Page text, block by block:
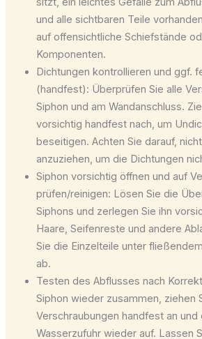
und alle sichtbaren Teile
auf offensichtliche Schiefstände
Komponenten.
Dichtungen kontrollieren und ggf.
(handfest): Überprüfen Sie alle
Siphon und am Wandanschluss.
vorsichtig handfest nach, um
beseitigen. Achten Sie darauf,
anzuziehen, um die Dichtungen
Siphon vorsichtig öffnen und auf
prüfen/reinigen: Lösen Sie die
Siphons und zerlegen Sie ihn
Haare, Seifenreste und andere
Sie die Einzelteile unter
ab.
Testen des Abflusses nach
Siphon wieder zusammen, ziehen
Verschraubungen handfest an und
Wasserzufuhr wieder auf. Lassen